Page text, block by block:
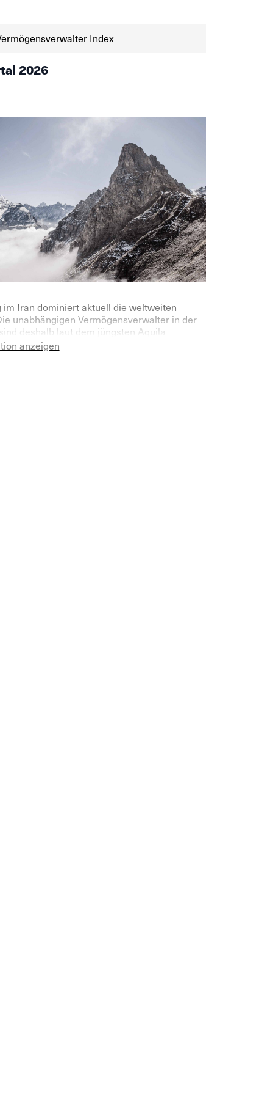
Index
2026
im Iran dominiert aktuell die weltweiten
unabhängigen Vermögensverwalter in der
deshalb laut dem jüngsten Aquila
Index für das laufende Jahr
anzeigen